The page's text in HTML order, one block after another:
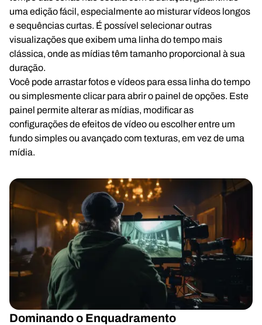
uma edição fácil, especialmente ao misturar vídeos longos
e sequências curtas. É possível selecionar outras
visualizações que exibem uma linha do tempo mais
clássica, onde as mídias têm tamanho proporcional à sua
duração.
Você pode arrastar fotos e vídeos para essa linha do tempo
ou simplesmente clicar para abrir o painel de opções. Este
painel permite alterar as mídias, modificar as
configurações de efeitos de vídeo ou escolher entre um
fundo simples ou avançado com texturas, em vez de uma
mídia.
Dominando o Enquadramento